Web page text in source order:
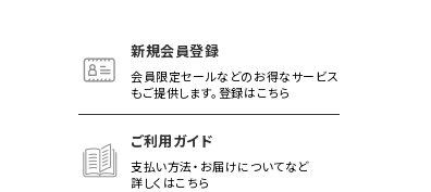
新規会員登録
会員限定セールなどのお得なサービス
もご提供します。登録はこちら
ご利用ガイド
支払い方法・お届けについてなど
詳しくはこちら